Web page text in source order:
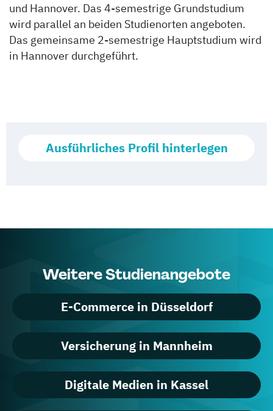
und Hannover. Das 4-semestrige Grundstudium
wird parallel an beiden Studienorten angeboten.
Das gemeinsame 2-semestrige Hauptstudium wird
in Hannover durchgeführt.
Ausführliches Profil hinterlegen
Weitere Studienangebote
E-Commerce in Düsseldorf
Versicherung in Mannheim
Digitale Medien in Kassel